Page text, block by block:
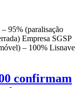
95% (paralisação
Empresa SGSP
– 100% Lisnave
confirmam